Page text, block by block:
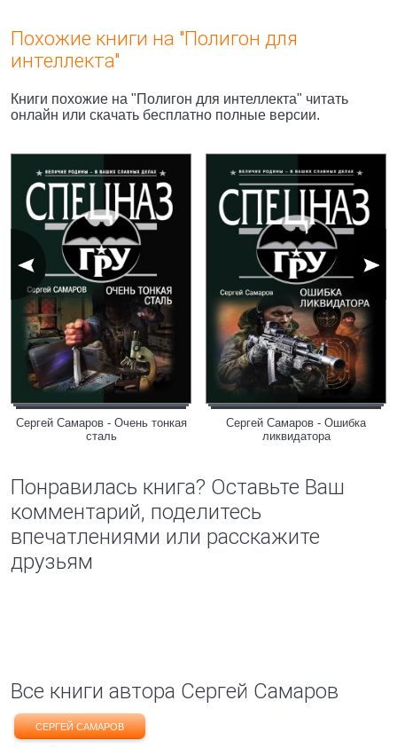
Похожие книги на "Полигон для
интеллекта"
Книги похожие на "Полигон для интеллекта" читать
онлайн или скачать бесплатно полные версии.
Сергей Самаров - Очень тонкая
сталь
Сергей Самаров - Ошибка
ликвидатора
Понравилась книга? Оставьте Ваш
комментарий, поделитесь
впечатлениями или расскажите
друзьям
Все книги автора Сергей Самаров
СЕРГЕЙ САМАРОВ